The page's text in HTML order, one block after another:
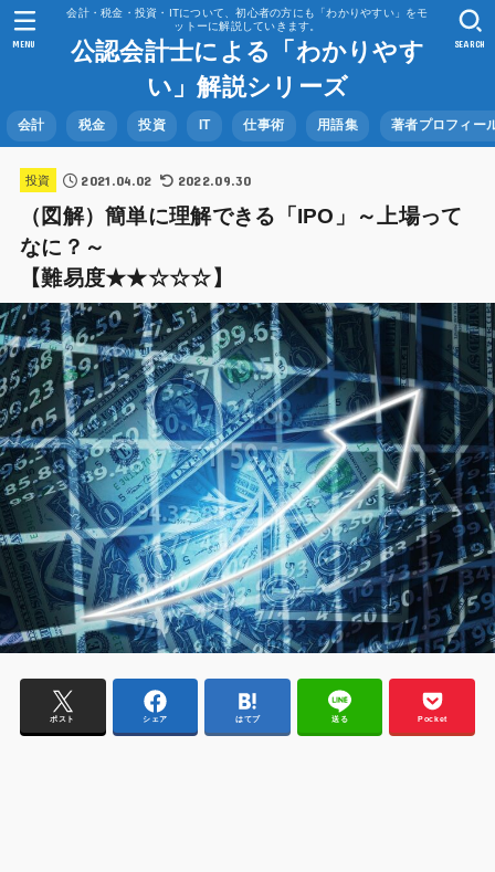
会計・税金・投資・ITについて、初心者の方にも「わかりやすい」をモ
ットーに解説していきます。
公認会計士による「わかりやす
い」解説シリーズ
会計 税金 投資 IT 仕事術 用語集 著者プロフィー
SEARCH
MENU
投資 2021.04.02 2022.09.30
（図解）簡単に理解できる「IPO」～上場って
なに？～
【難易度★★☆☆☆】
ポスト シェア はてブ 送る Pocket